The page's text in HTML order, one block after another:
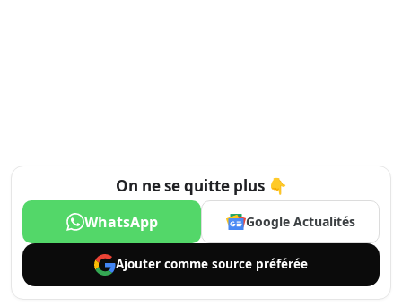
On ne se quitte plus 👇
WhatsApp Google Actualités
Ajouter comme source préférée